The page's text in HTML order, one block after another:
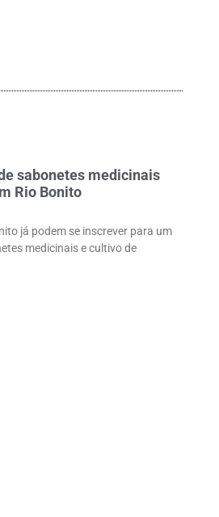
sabonetes medicinais
Rio Bonito
já podem se inscrever para um
medicinais e cultivo de